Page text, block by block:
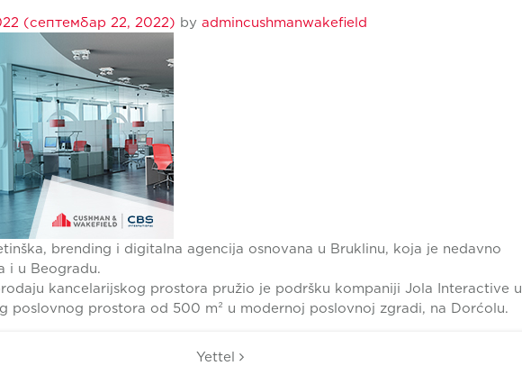
(септембар 22, 2022) by admincushmanwakefield
brending i digitalna agencija osnovana u Bruklinu, koja je nedavno
i u Beogradu.
kancelarijskog prostora pružio je podršku kompaniji Jola Interactive u
poslovnog prostora od 500 m² u modernoj poslovnoj zgradi, na Dorćolu.
Yettel